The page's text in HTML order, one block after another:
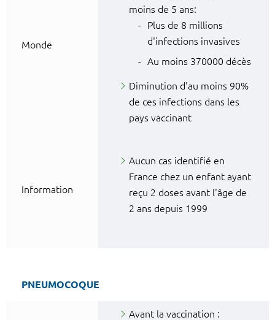
Monde
moins de 5 ans:
Plus de 8 millions
d'infections invasives
Au moins 370000 décès
Diminution d'au moins 90%
de ces infections dans les
pays vaccinant
Information
Aucun cas identifié en
France chez un enfant ayant
reçu 2 doses avant l'âge de
2 ans depuis 1999
PNEUMOCOQUE
Avant la vaccination :